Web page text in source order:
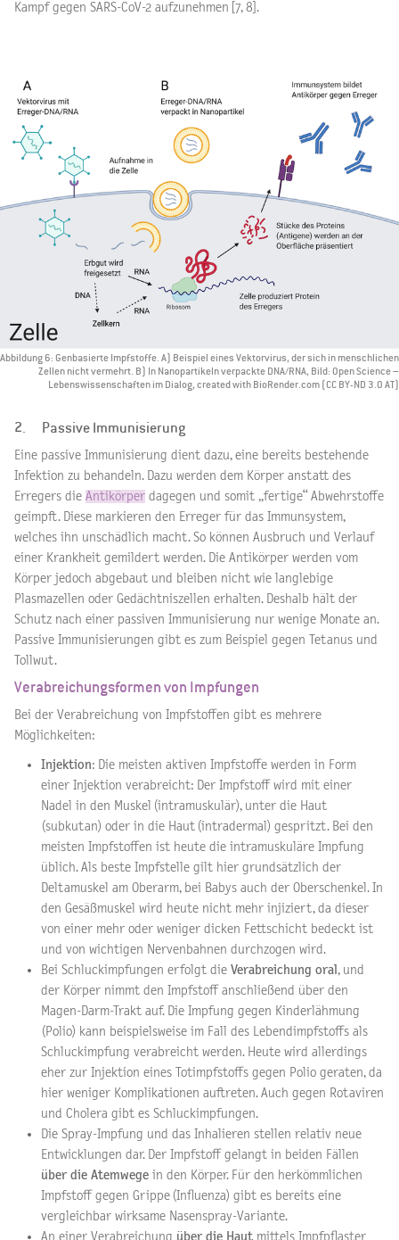
Kampf gegen SARS-CoV-2 aufzunehmen [7, 8].
Abbildung 6: Genbasierte Impfstoffe. A) Beispiel eines Vektorvirus, der sich in menschlichen
Zellen nicht vermehrt. B) In Nanopartikeln verpackte DNA/RNA, Bild: Open Science –
Lebenswissenschaften im Dialog, created with BioRender.com (CC BY-ND 3.0 AT)
2. Passive Immunisierung
Eine passive Immunisierung dient dazu, eine bereits bestehende
Infektion zu behandeln. Dazu werden dem Körper anstatt des
Erregers die Antikörper dagegen und somit „fertige“ Abwehrstoffe
geimpft. Diese markieren den Erreger für das Immunsystem,
welches ihn unschädlich macht. So können Ausbruch und Verlauf
einer Krankheit gemildert werden. Die Antikörper werden vom
Körper jedoch abgebaut und bleiben nicht wie langlebige
Plasmazellen oder Gedächtniszellen erhalten. Deshalb hält der
Schutz nach einer passiven Immunisierung nur wenige Monate an.
Passive Immunisierungen gibt es zum Beispiel gegen Tetanus und
Tollwut.
Verabreichungsformen von Impfungen
Bei der Verabreichung von Impfstoffen gibt es mehrere
Möglichkeiten:
Injektion: Die meisten aktiven Impfstoffe werden in Form
einer Injektion verabreicht: Der Impfstoff wird mit einer
Nadel in den Muskel (intramuskulär), unter die Haut
(subkutan) oder in die Haut (intradermal) gespritzt. Bei den
meisten Impfstoffen ist heute die intramuskuläre Impfung
üblich. Als beste Impfstelle gilt hier grundsätzlich der
Deltamuskel am Oberarm, bei Babys auch der Oberschenkel. In
den Gesäßmuskel wird heute nicht mehr injiziert, da dieser
von einer mehr oder weniger dicken Fettschicht bedeckt ist
und von wichtigen Nervenbahnen durchzogen wird.
Bei Schluckimpfungen erfolgt die Verabreichung oral , und
der Körper nimmt den Impfstoff anschließend über den
Magen-Darm-Trakt auf. Die Impfung gegen Kinderlähmung
(Polio) kann beispielsweise im Fall des Lebendimpfstoffs als
Schluckimpfung verabreicht werden. Heute wird allerdings
eher zur Injektion eines Totimpfstoffs gegen Polio geraten, da
hier weniger Komplikationen auftreten. Auch gegen Rotaviren
und Cholera gibt es Schluckimpfungen.
Die Spray-Impfung und das Inhalieren stellen relativ neue
Entwicklungen dar. Der Impfstoff gelangt in beiden Fällen
über die Atemwege in den Körper. Für den herkömmlichen
Impfstoff gegen Grippe (Influenza) gibt es bereits eine
vergleichbar wirksame Nasenspray-Variante.
An einer Verabreichung über die Haut mittels Impfpflaster